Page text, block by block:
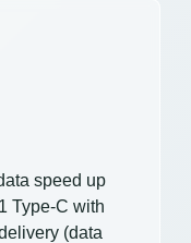
speed up
Type-C with
(data